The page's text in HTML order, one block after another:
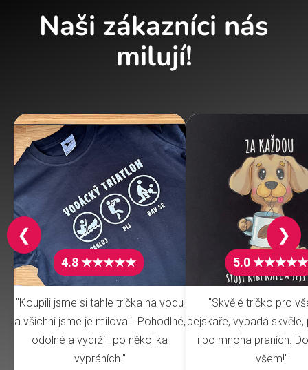
Naši zákazníci nás
milují!
4.8 ★★★★★
"Koupili jsme si tahle trička na vodu
a všichni jsme je milovali. Pohodlné,
odolné a vydrží i po několika
vypráních."
5.0 ★★★★★
"Skvělé tričko pro
pejskaře, vypadá
i po mnoha praních.
všem!"
❮ ❯